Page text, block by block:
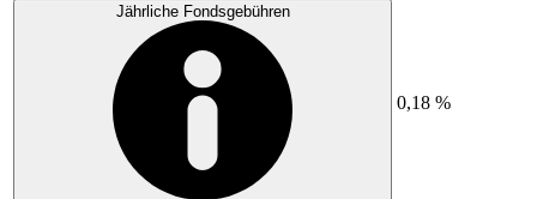
Jährliche Fondsgebühren
0,18 %